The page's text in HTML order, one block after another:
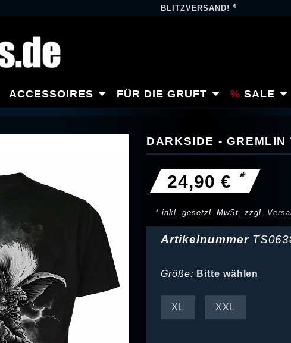
BLITZVERSAND!4
ACCESSOIRES FÜR DIE GRUFT SALE
DARKSIDE - GREMLIN
24,90 € *
* inkl. gesetzl. MwSt. zzgl.
Artikelnummer
Größe: Bitte wählen
XL XXL